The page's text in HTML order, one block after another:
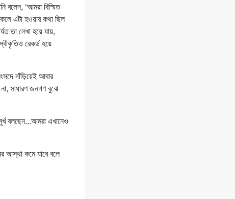
বলেন, ‘আমরা বিস্মিত
এটা হওয়ার কথা ছিল
তা লেখা হয়ে যায়,
রেকর্ড হয়ে
দাঁড়িয়েই আবার
সাধারণ জনগণ বুঝে
বলছেন...আমরা এখানেও
আস্থা কমে যাবে বলে